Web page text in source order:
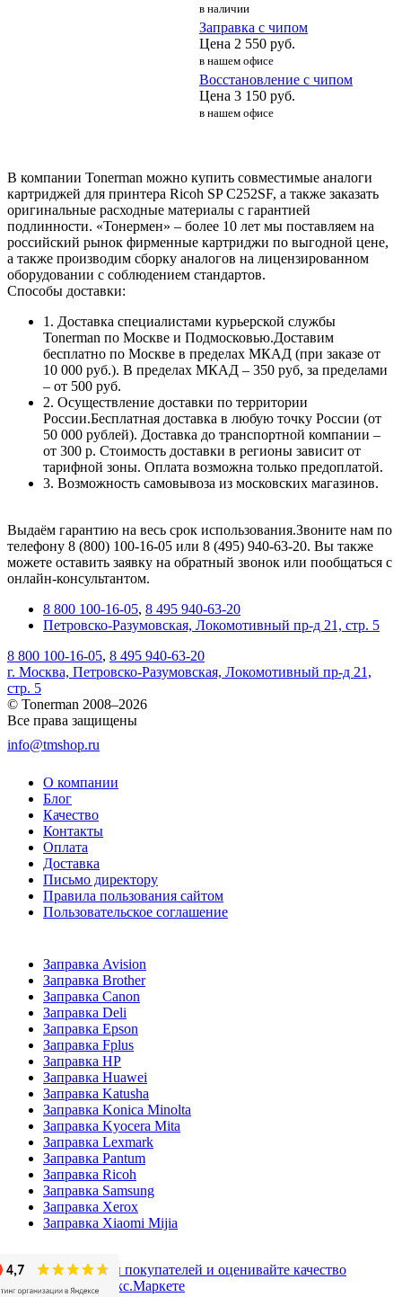
в наличии
Заправка с чипом
Цена 2 550 руб.
в нашем офисе
Восстановление с чипом
Цена 3 150 руб.
в нашем офисе
В компании Tonerman можно купить совместимые аналоги
картриджей для принтера Ricoh SP C252SF, а также заказать
оригинальные расходные материалы с гарантией
подлинности. «Тонермен» – более 10 лет мы поставляем на
российский рынок фирменные картриджи по выгодной цене,
а также производим сборку аналогов на лицензированном
оборудовании с соблюдением стандартов.
Способы доставки:
1. Доставка специалистами курьерской службы
Tonerman по Москве и Подмосковью.Доставим
бесплатно по Москве в пределах МКАД (при заказе от
10 000 руб.). В пределах МКАД – 350 руб, за пределами
– от 500 руб.
2. Осуществление доставки по территории
России.Бесплатная доставка в любую точку России (от
50 000 рублей). Доставка до транспортной компании –
от 300 р. Стоимость доставки в регионы зависит от
тарифной зоны. Оплата возможна только предоплатой.
3. Возможность самовывоза из московских магазинов.
Выдаём гарантию на весь срок использования.Звоните нам по
телефону 8 (800) 100-16-05 или 8 (495) 940-63-20. Вы также
можете оставить заявку на обратный звонок или пообщаться с
онлайн-консультантом.
8 800 100-16-05, 8 495 940-63-20
Петровско-Разумовская, Локомотивный пр-д 21, стр. 5
8 800 100-16-05, 8 495 940-63-20
г. Москва, Петровско-Разумовская, Локомотивный пр-д 21,
стр. 5
© Tonerman 2008–2026
Все права защищены
info@tmshop.ru
О компании
Блог
Качество
Контакты
Оплата
Доставка
Письмо директору
Правила пользования сайтом
Пользовательское соглашение
Заправка Avision
Заправка Brother
Заправка Canon
Заправка Deli
Заправка Epson
Заправка Fplus
Заправка HP
Заправка Huawei
Заправка Katusha
Заправка Konica Minolta
Заправка Kyocera Mita
Заправка Lexmark
Заправка Pantum
Заправка Ricoh
Заправка Samsung
Заправка Xerox
Заправка Xiaomi Mijia